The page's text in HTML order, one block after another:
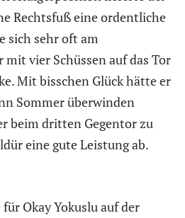
Rechtsfuß eine ordentliche
sich sehr oft am
vier Schüssen auf das Tor
Mit bisschen Glück hätte er
Sommer überwinden
beim dritten Gegentor zu
eine gute Leistung ab.
Okay Yokuslu auf der